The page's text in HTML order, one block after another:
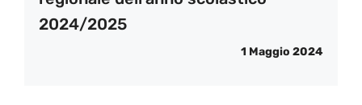
2024/2025
1 Maggio 2024